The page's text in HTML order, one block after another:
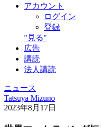
アカウント
ログイン
登録
"見る"
広告
講読
法人講読
ニュース
Tatsuya Mizuno
2023年8月17日